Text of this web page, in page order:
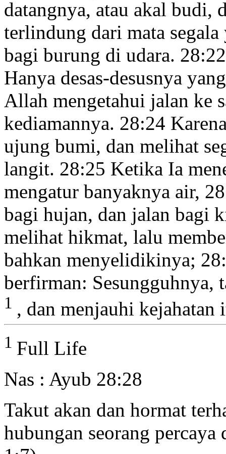
datangnya, atau akal budi,
terlindung dari mata
bagi burung di udara. 28:22
Hanya desas-desusnya
Allah mengetahui jalan ke
kediamannya. 28:24
ujung bumi, dan melihat
langit. 28:25 Ketika Ia
mengatur banyaknya air,
bagi hujan, dan jalan bagi
melihat hikmat, lalu
bahkan menyelidikinya;
berfirman: Sesungguhnya,
1 , dan menjauhi kejahatan
1 Full Life
Nas : Ayub 28:28
Takut akan dan hormat
hubungan seorang